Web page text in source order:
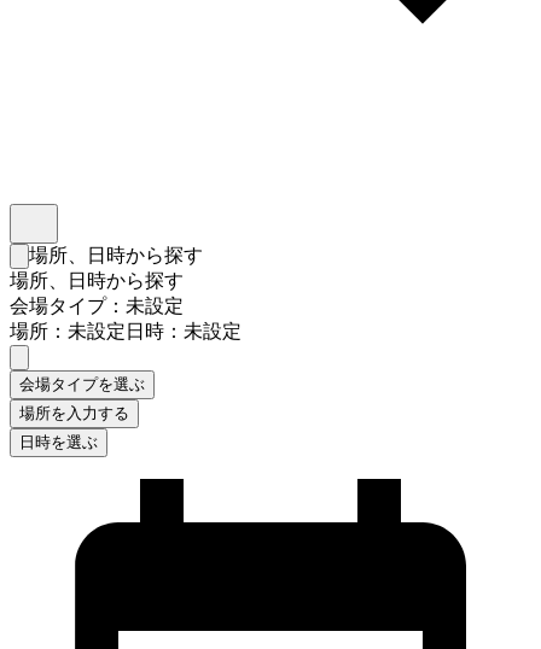
検索フォームを閉じる
場所、日時から探す
場所、日時から探す
会場タイプ：未設定
場所：未設定日時：未設定
会場タイプを選ぶ
場所を入力する
日時を選ぶ